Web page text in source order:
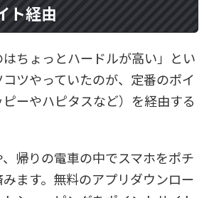
ト経由
はちょっとハードルが高い」とい
ツやっていたのが、定番のポイ
ーやハピタスなど）を経由する
帰りの電車の中でスマホをポチ
ます。無料のアプリダウンロー